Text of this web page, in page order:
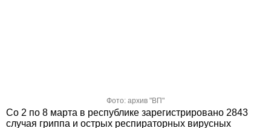
Фото: архив "ВП"
Со 2 по 8 марта в республике зарегистрировано 2843
случая гриппа и острых респираторных вирусных